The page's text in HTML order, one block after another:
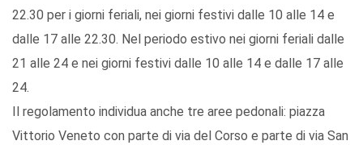
22.30 per i giorni feriali, nei giorni festivi dalle 10 alle 14 e
dalle 17 alle 22.30. Nel periodo estivo nei giorni feriali dalle
21 alle 24 e nei giorni festivi dalle 10 alle 14 e dalle 17 alle
24.
Il regolamento individua anche tre aree pedonali: piazza
Vittorio Veneto con parte di via del Corso e parte di via San